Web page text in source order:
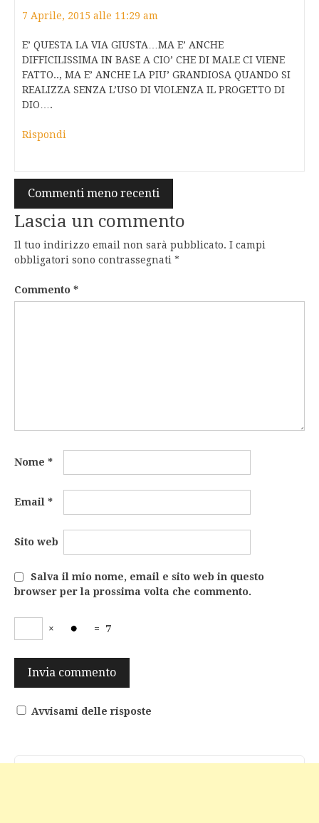
7 Aprile, 2015 alle 11:29 am
E’ QUESTA LA VIA GIUSTA…MA E’ ANCHE
DIFFICILISSIMA IN BASE A CIO’ CHE DI MALE CI VIENE
FATTO.., MA E’ ANCHE LA PIU’ GRANDIOSA QUANDO SI
REALIZZA SENZA L’USO DI VIOLENZA IL PROGETTO DI
DIO….
Rispondi
Navigazione
commenti
Commenti meno recenti
Lascia un commento
Il tuo indirizzo email non sarà pubblicato. I campi
obbligatori sono contrassegnati *
Commento *
Nome *
Email *
Sito web
Salva il mio nome, email e sito web in questo
browser per la prossima volta che commento.
× = 7
Avvisami delle risposte